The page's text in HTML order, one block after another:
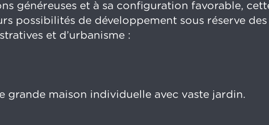
généreuses et à sa configuration favorable,
possibilités de développement sous réserve des
et d’urbanisme :
grande maison individuelle avec vaste jardin.